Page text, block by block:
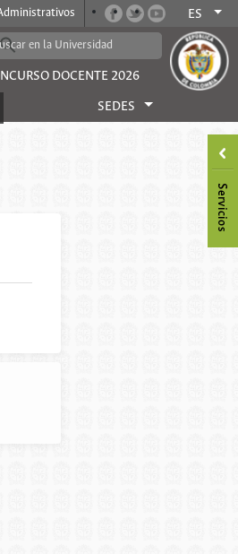
ES
DOCENTE 2026
SEDES